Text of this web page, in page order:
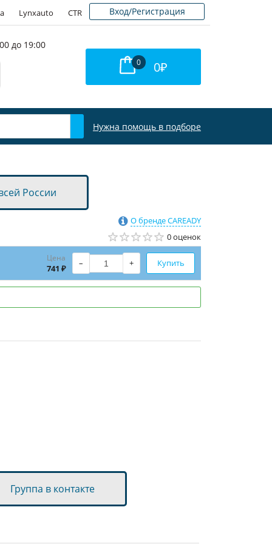
Lynxauto CTR Вход/Регистрация
до 19:00
0 0₽
Нужна помощь в подборе
России
О бренде CAREADY
0 оценок
Цена
741 ₽ – + Купить
Группа в контакте